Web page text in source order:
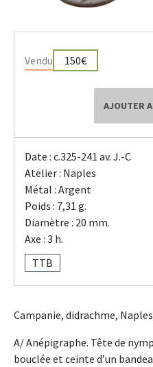
Vendu 150€
AJOUTER
Date : c.325-241 av. J.-C
Atelier : Naples
Métal : Argent
Poids : 7,31 g.
Diamètre : 20 mm.
Axe : 3 h.
TTB
Campanie, didrachme,
A/ Anépigraphe. Tête de
bouclée et ceinte d’un